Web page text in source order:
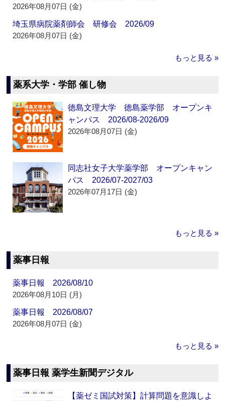
2026年08月07日 (金)
埼玉県病院薬剤師会 研修会 2026/09
2026年08月07日 (金)
もっと見る »
薬系大学・学部 催し物
徳島文理大学 徳島薬学部 オープンキ
ャンパス 2026/08-2026/09
2026年08月07日 (金)
同志社女子大学薬学部 オープンキャン
パス 2026/07-2027/03
2026年07月17日 (金)
もっと見る »
薬事日報
薬事日報 2026/08/10
2026年08月10日 (月)
薬事日報 2026/08/07
2026年08月07日 (金)
もっと見る »
薬事日報 薬学生新聞デジタル
【薬ゼミ国試対策】計算問題を意識しよ